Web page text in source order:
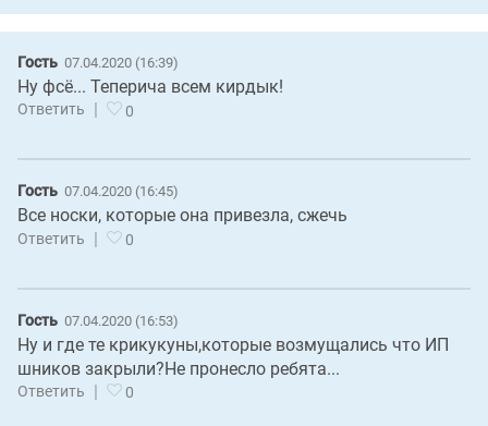
Гость 07.04.2020 (16:39)
Ну фсё... Теперича всем кирдык!
Ответить 0
Гость 07.04.2020 (16:45)
Все носки, которые она привезла, сжечь
Ответить | 0
Гость 07.04.2020 (16:53)
Ну и где те крикукуны,которые возмущались что ИП
шников закрыли?Не пронесло ребята...
Ответить | 0